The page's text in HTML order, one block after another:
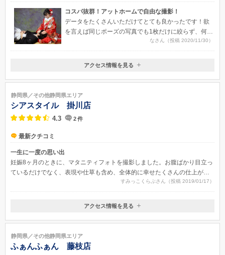
コスパ抜群！アットホームで自由な撮影！
データをたくさんいただけてとても良かったです！欲
を言えば同じポーズの写真でも1枚だけに絞らず、何枚
か候補を残しておいていただけるとなお良かったと思
います。
なさん（投稿 2020/11/30）
静岡県駿東郡長泉町納米里206
アクセス情報を見る
静岡県／その他静岡県エリア
シアスタイル 掛川店
4.3 2件
最新クチコミ
一生に一度の思い出
妊娠8ヶ月のときに、マタニティフォトを撮影しました。お腹ばかり目立っ
ているだけでなく、表現や仕草も含め、全体的に幸せたくさんの仕上がり
となり大変満足でした。また、あまり長引かないように短時間で段取り良
く進めてくれたので、身体のことも考え、とても助かりました。
すみっこくらぶさん（投稿 2019/01/17）
静岡県掛川市大池2763-1
JR掛川駅
アクセス情報を見る
静岡県／その他静岡県エリア
ふぁんふぁん 藤枝店